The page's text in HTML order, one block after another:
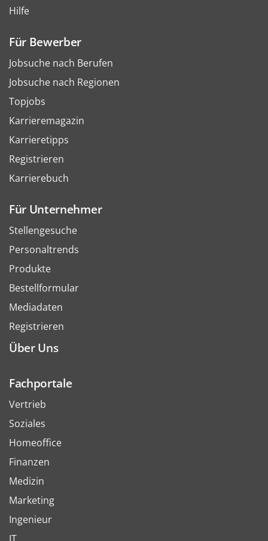
Hilfe
Für Bewerber
Jobsuche nach Berufen
Jobsuche nach Regionen
Topjobs
Karrieremagazin
Karrieretipps
Registrieren
Karrierebuch
Für Unternehmer
Stellengesuche
Personaltrends
Produkte
Bestellformular
Mediadaten
Registrieren
Über Uns
Fachportale
Vertrieb
Soziales
Homeoffice
Finanzen
Medizin
Marketing
Ingenieur